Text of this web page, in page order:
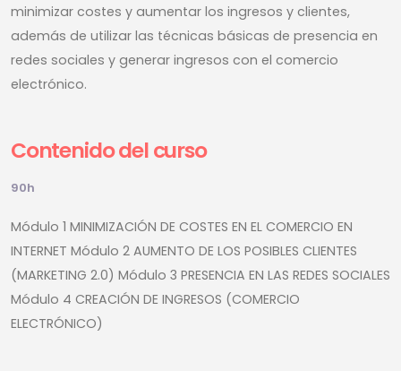
minimizar costes y aumentar los ingresos y clientes,
además de utilizar las técnicas básicas de presencia en
redes sociales y generar ingresos con el comercio
electrónico.
Contenido del curso
90h
Módulo 1 MINIMIZACIÓN DE COSTES EN EL COMERCIO EN
INTERNET Módulo 2 AUMENTO DE LOS POSIBLES CLIENTES
(MARKETING 2.0) Módulo 3 PRESENCIA EN LAS REDES SOCIALES
Módulo 4 CREACIÓN DE INGRESOS (COMERCIO
ELECTRÓNICO)